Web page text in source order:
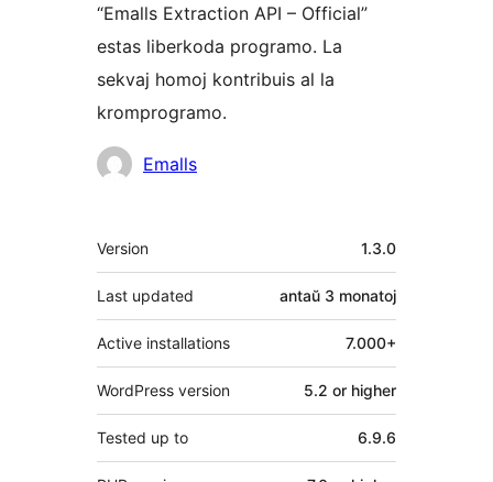
“Emalls Extraction API – Official”
estas liberkoda programo. La
sekvaj homoj kontribuis al la
kromprogramo.
Kontribuantoj
Emalls
Metadatumoj
Version 1.3.0
Last updated antaŭ 3 monatoj
Active installations 7.000+
WordPress version 5.2 or higher
Tested up to 6.9.6